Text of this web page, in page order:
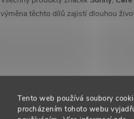
Tento web používá soubory
procházením tohoto webu
k
výměna těchto dílů zajistí dlouhou